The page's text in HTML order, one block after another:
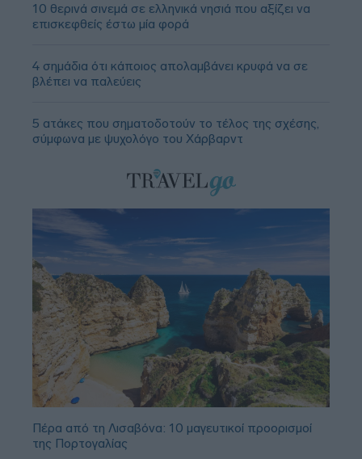
10 θερινά σινεμά σε ελληνικά νησιά που αξίζει να
επισκεφθείς έστω μία φορά
4 σημάδια ότι κάποιος απολαμβάνει κρυφά να σε
βλέπει να παλεύεις
5 ατάκες που σηματοδοτούν το τέλος της σχέσης,
σύμφωνα με ψυχολόγο του Χάρβαρντ
Πέρα από τη Λισαβόνα: 10 μαγευτικοί προορισμοί
της Πορτογαλίας